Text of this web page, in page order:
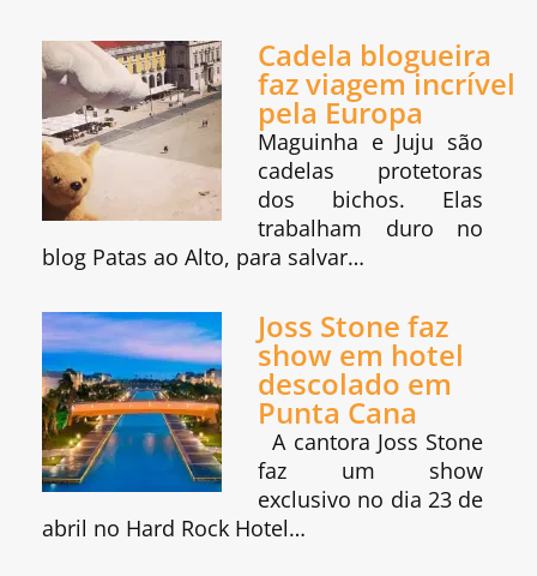
Cadela blogueira
faz viagem incrível
pela Europa
Maguinha e Juju são
cadelas protetoras
dos bichos. Elas
trabalham duro no
blog Patas ao Alto, para salvar…
Joss Stone faz
show em hotel
descolado em
Punta Cana
A cantora Joss Stone
faz um show
exclusivo no dia 23 de
abril no Hard Rock Hotel…